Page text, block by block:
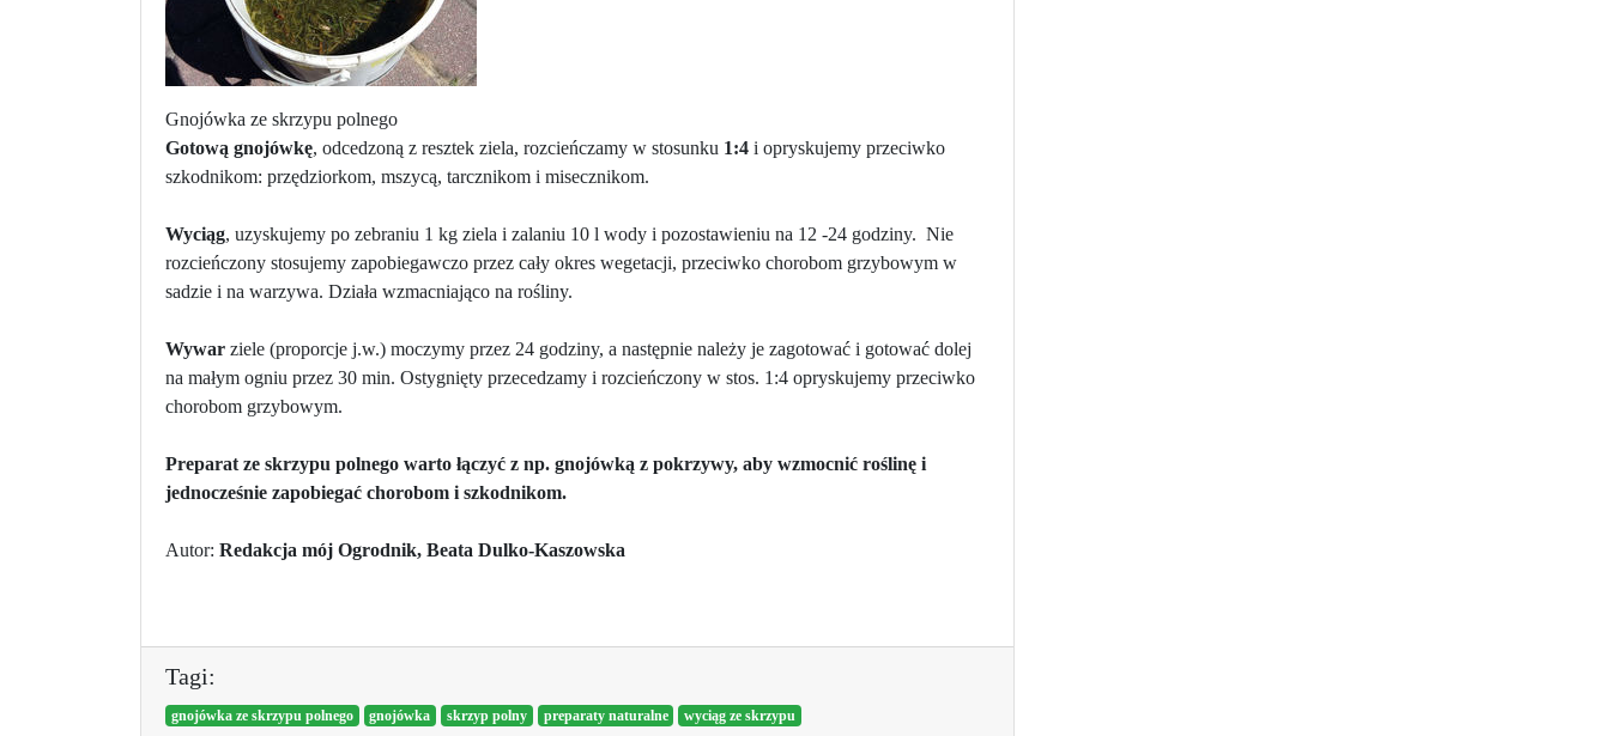
Gnojówka ze skrzypu polnego
Gotową gnojówkę, odcedzoną z resztek ziela, rozcieńczamy w stosunku 1:4 i opryskujemy przeciwko
szkodnikom: przędziorkom, mszycą, tarcznikom i misecznikom.
Wyciąg, uzyskujemy po zebraniu 1 kg ziela i zalaniu 10 l wody i pozostawieniu na 12 -24 godziny. Nie
rozcieńczony stosujemy zapobiegawczo przez cały okres wegetacji, przeciwko chorobom grzybowym w
sadzie i na warzywa. Działa wzmacniająco na rośliny.
Wywar ziele (proporcje j.w.) moczymy przez 24 godziny, a następnie należy je zagotować i gotować dolej
na małym ogniu przez 30 min. Ostygnięty przecedzamy i rozcieńczony w stos. 1:4 opryskujemy przeciwko
chorobom grzybowym.
Preparat ze skrzypu polnego warto łączyć z np. gnojówką z pokrzywy, aby wzmocnić roślinę i
jednocześnie zapobiegać chorobom i szkodnikom.
Autor: Redakcja mój Ogrodnik, Beata Dulko-Kaszowska
Tagi:
gnojówka ze skrzypu polnego gnojówka skrzyp polny preparaty naturalne wyciąg ze skrzypu